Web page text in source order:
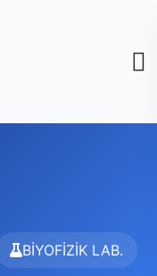
BİYOFİZİK LAB.